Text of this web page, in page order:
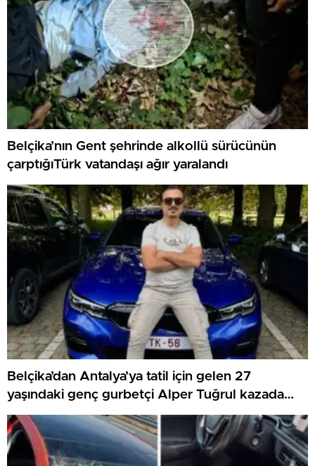
Belçika’nın Gent şehrinde alkollü sürücünün
çarptığıTürk vatandaşı ağır yaralandı
Belçika’dan Antalya’ya tatil için gelen 27
yaşındaki genç gurbetçi Alper Tuğrul kazada
hayatını kaybetti